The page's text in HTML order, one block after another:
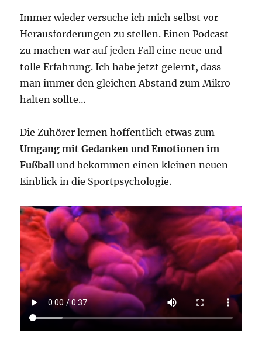
Immer wieder versuche ich mich selbst vor
Herausforderungen zu stellen. Einen Podcast
zu machen war auf jeden Fall eine neue und
tolle Erfahrung. Ich habe jetzt gelernt, dass
man immer den gleichen Abstand zum Mikro
halten sollte…
Die Zuhörer lernen hoffentlich etwas zum
Umgang mit Gedanken und Emotionen im
Fußball und bekommen einen kleinen neuen
Einblick in die Sportpsychologie.